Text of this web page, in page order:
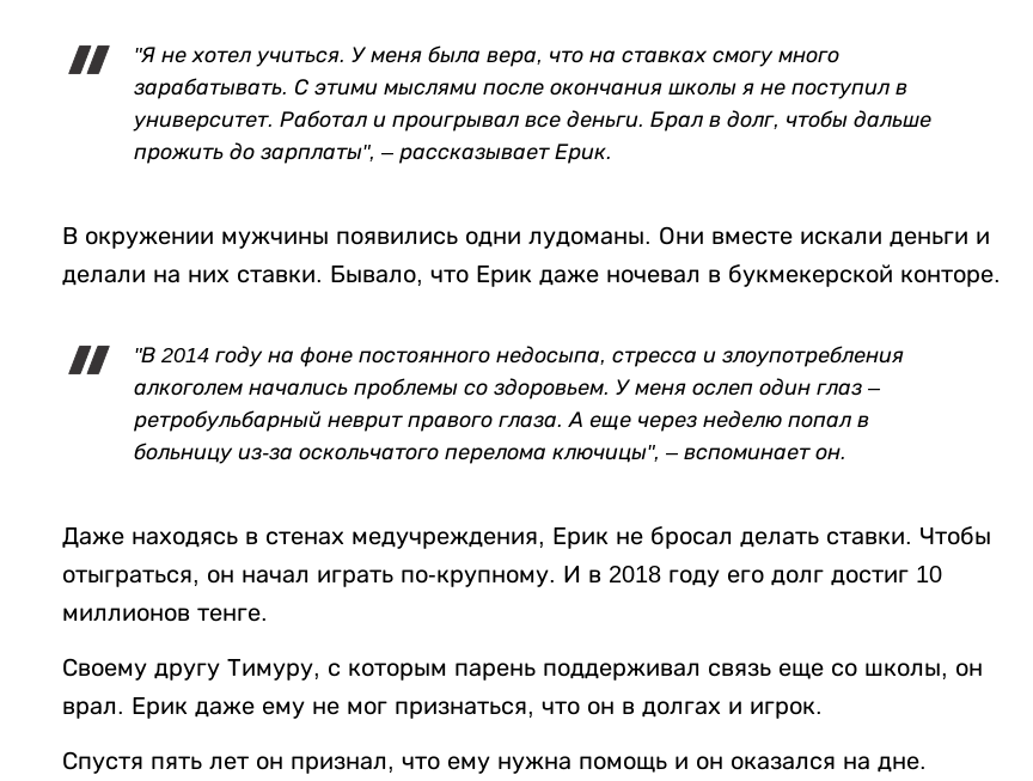
"Я не хотел учиться. У меня была вера, что на ставках смогу много
зарабатывать. С этими мыслями после окончания школы я не поступил в
университет. Работал и проигрывал все деньги. Брал в долг, чтобы дальше
прожить до зарплаты", – рассказывает Ерик.
В окружении мужчины появились одни лудоманы. Они вместе искали деньги и
делали на них ставки. Бывало, что Ерик даже ночевал в букмекерской конторе.
"В 2014 году на фоне постоянного недосыпа, стресса и злоупотребления
алкоголем начались проблемы со здоровьем. У меня ослеп один глаз –
ретробульбарный неврит правого глаза. А еще через неделю попал в
больницу из-за оскольчатого перелома ключицы", – вспоминает он.
Даже находясь в стенах медучреждения, Ерик не бросал делать ставки. Чтобы
отыграться, он начал играть по-крупному. И в 2018 году его долг достиг 10
миллионов тенге.
Своему другу Тимуру, с которым парень поддерживал связь еще со школы, он
врал. Ерик даже ему не мог признаться, что он в долгах и игрок.
Спустя пять лет он признал, что ему нужна помощь и он оказался на дне.